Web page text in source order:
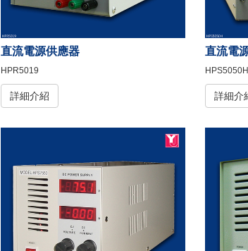
直流電源供應器
HPR5019
詳細介紹
直流電
HPS5050H
詳細介